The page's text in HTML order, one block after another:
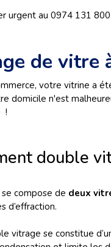
urgent au 0974 131 800
de
votre vitrine a
domicile n'est
!
double
se compose de deux
d’effraction.
vitrage se constitue